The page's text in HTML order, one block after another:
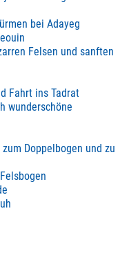
bei Adayeg
Felsen und sanften
Fahrt ins Tadrat
wunderschöne
Doppelbogen und zu